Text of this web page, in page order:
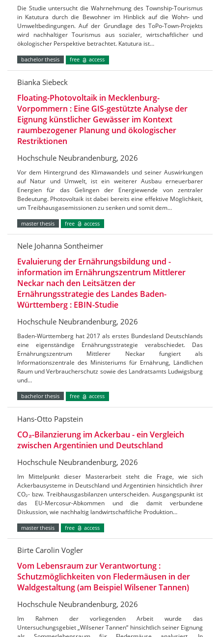
Die Studie untersucht die Wahrnehmung des Township-Tourismus
in Katutura durch die Bewohner im Hinblick auf die Wohn- und
Umweltbedingungen. Auf der Grundlage des ToPo-Town-Projekts
wird nachhaltiger Tourismus aus sozialer, wirtschaftlicher und
ökologischer Perspektive betrachtet. Katutura ist…
bachelor thesis free access
Bianka Siebeck
Floating-Photovoltaik in Mecklenburg-
Vorpommern : Eine GIS-gestützte Analyse der
Eignung künstlicher Gewässer im Kontext
raumbezogener Planung und ökologischer
Restriktionen
Hochschule Neubrandenburg, 2026
Vor dem Hintergrund des Klimawandels und seiner Auswirkungen
auf Natur und Umwelt, ist ein weiterer Ausbau erneuerbarer
Energien für das Gelingen der Energiewende von zentraler
Bedeutung. Photovoltaik ist dabei bereits eine effektive Möglichkeit,
um Treibhausgasemissionen zu senken und somit dem…
master thesis free access
Nele Johanna Sontheimer
Evaluierung der Ernährungsbildung und -
information im Ernährungszentrum Mittlerer
Neckar nach den Leitsätzen der
Ernährungsstrategie des Landes Baden-
Württemberg : EBIN-Studie
Hochschule Neubrandenburg, 2026
Baden-Württemberg hat 2017 als erstes Bundesland Deutschlands
eine eigenständige Ernährungsstrategie verabschiedet. Das
Ernährungszentrum Mittlerer Neckar fungiert als
Informationszentrale des Ministeriums für Ernährung, Ländlichen
Raum und Verbraucherschutz sowie des Landratsamts Ludwigsburg
und…
bachelor thesis free access
Hans-Otto Papstein
CO₂-Bilanzierung im Ackerbau - ein Vergleich
zwischen Argentinien und Deutschland
Hochschule Neubrandenburg, 2026
Im Mittelpunkt dieser Masterarbeit steht die Frage, wie sich
Ackerbausysteme in Deutschland und Argentinien hinsichtlich ihrer
CO₂- bzw. Treibhausgasbilanzen unterscheiden. Ausgangspunkt ist
das EU-Mercosur-Abkommen und die damit verbundene
Diskussion, wie nachhaltig landwirtschaftliche Produktion…
master thesis free access
Birte Carolin Vogler
Vom Lebensraum zur Verantwortung :
Schutzmöglichkeiten von Fledermäusen in der
Waldgestaltung (am Beispiel Wilsener Tannen)
Hochschule Neubrandenburg, 2026
Im Rahmen der vorliegenden Arbeit wurde das
Untersuchungsgebiet „Wilsener Tannen“ hinsichtlich seiner Eignung